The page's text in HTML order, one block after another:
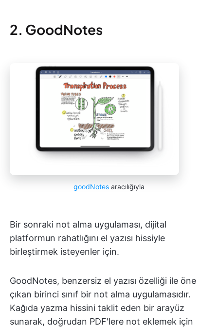
2. GoodNotes
goodNotes aracılığıyla
Bir sonraki not alma uygulaması, dijital
platformun rahatlığını el yazısı hissiyle
birleştirmek isteyenler için.
GoodNotes, benzersiz el yazısı özelliği ile öne
çıkan birinci sınıf bir not alma uygulamasıdır.
Kağıda yazma hissini taklit eden bir arayüz
sunarak, doğrudan PDF'lere not eklemek için